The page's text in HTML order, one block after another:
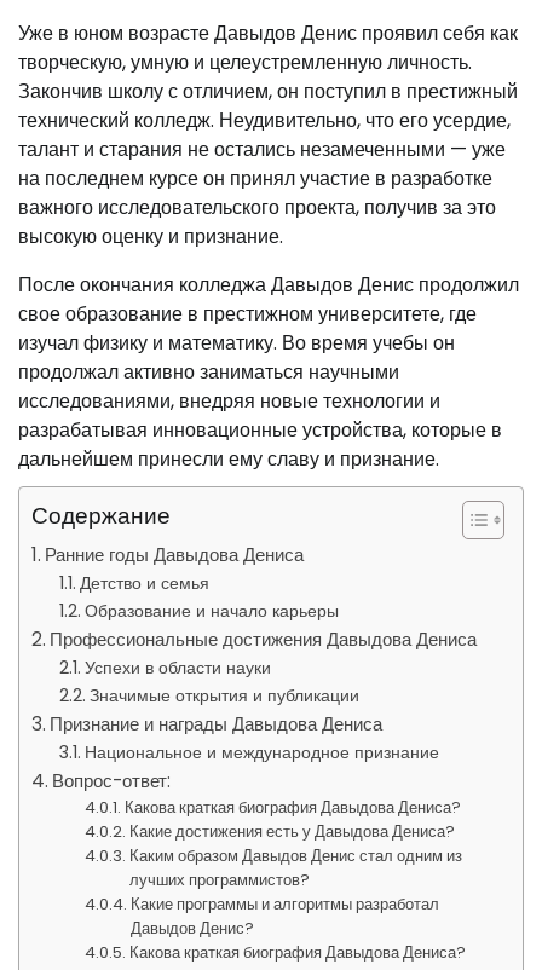
Уже в юном возрасте Давыдов Денис проявил себя как
творческую, умную и целеустремленную личность.
Закончив школу с отличием, он поступил в престижный
технический колледж. Неудивительно, что его усердие,
талант и старания не остались незамеченными — уже
на последнем курсе он принял участие в разработке
важного исследовательского проекта, получив за это
высокую оценку и признание.
После окончания колледжа Давыдов Денис продолжил
свое образование в престижном университете, где
изучал физику и математику. Во время учебы он
продолжал активно заниматься научными
исследованиями, внедряя новые технологии и
разрабатывая инновационные устройства, которые в
дальнейшем принесли ему славу и признание.
Содержание
Ранние годы Давыдова Дениса
Детство и семья
Образование и начало карьеры
Профессиональные достижения Давыдова Дениса
Успехи в области науки
Значимые открытия и публикации
Признание и награды Давыдова Дениса
Национальное и международное признание
Вопрос-ответ:
Какова краткая биография Давыдова Дениса?
Какие достижения есть у Давыдова Дениса?
Каким образом Давыдов Денис стал одним из
лучших программистов?
Какие программы и алгоритмы разработал
Давыдов Денис?
Какова краткая биография Давыдова Дениса?